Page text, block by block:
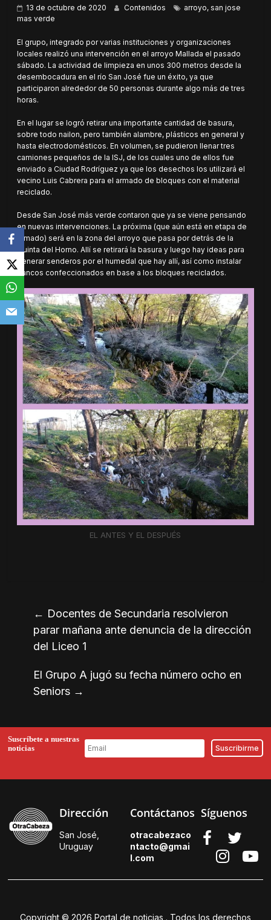
13 de octubre de 2020 Contenidos arroyo,san jose
mas verde
El grupo, integrado por varias instituciones y organizaciones
locales realizó una intervención en el arroyo Mallada el pasado
sábado. La actividad de limpieza en unos 300 metros desde la
desembocadura en el río San José fue un éxito, ya que
participaron alrededor de 50 personas durante algo más de tres
horas.
En el lugar se logró retirar una importante cantidad de basura,
sobre todo nailon, pero también alambre, plásticos en general y
hasta electrodomésticos. En volumen, se pudieron llenar tres
camiones pequeños de la ISJ, de los cuales uno de ellos fue
enviado a Ciudad Rodríguez ya que los desechos los utilizará el
vecino Luis Cabrera para el armado de bloques con el material
reciclado.
Desde San José más verde contaron que ya se viene pensando
en nuevas intervenciones. La próxima (que aún está en etapa de
armado) será en la zona del arroyo que pasa por detrás de la
Quinta del Horno. Allí se retirará la basura y luego hay ideas para
generar senderos por el humedal que hay allí, así como instalar
bancos confeccionados en base a los bloques reciclados.
EL ANTES Y EL DESPUÉS
← Docentes de Secundaria resolvieron
parar mañana ante denuncia de la dirección
del Liceo 1
El Grupo A jugó su fecha número ocho en
Seniors →
Suscríbete a nuestras
noticias
Dirección
San José,
Uruguay
Contáctanos
otracabezaco
ntacto@gmai
l.com
Síguenos
Copyright © 2026 Portal de noticias . Todos los derechos